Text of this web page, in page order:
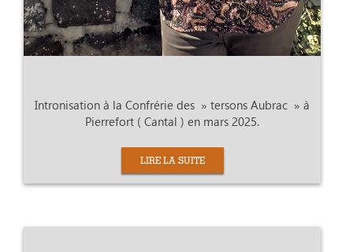
Intronisation à la Confrérie des » tersons Aubrac » à
Pierrefort ( Cantal ) en mars 2025.
LIRE LA SUITE